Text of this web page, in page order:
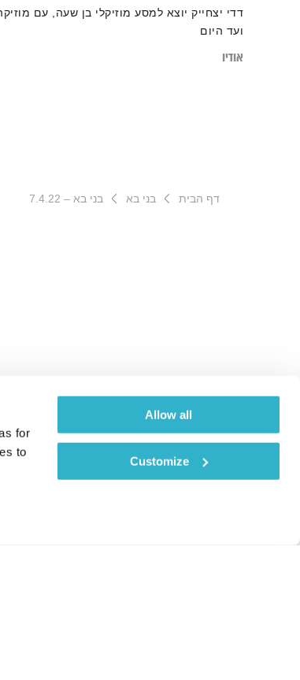
for
to
Allow all
Customize
דדי יצחייק יוצא למסע מוזיקלי בן שעה, עם
ועד היום
אודיו
דף הבית בני בא בני בא – 7.4.22